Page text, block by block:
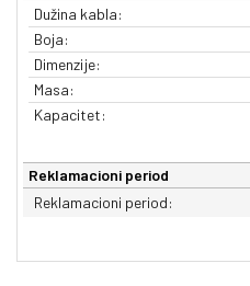
Dužina kabla:
Boja:
Dimenzije:
Masa:
Kapacitet:
Reklamacioni period
Reklamacioni period: